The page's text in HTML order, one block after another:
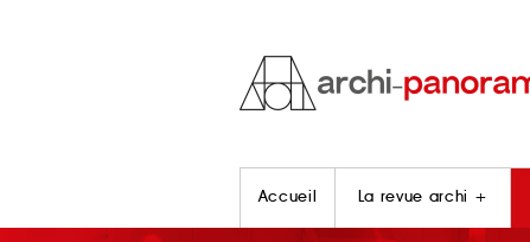
Accueil La revue archi +